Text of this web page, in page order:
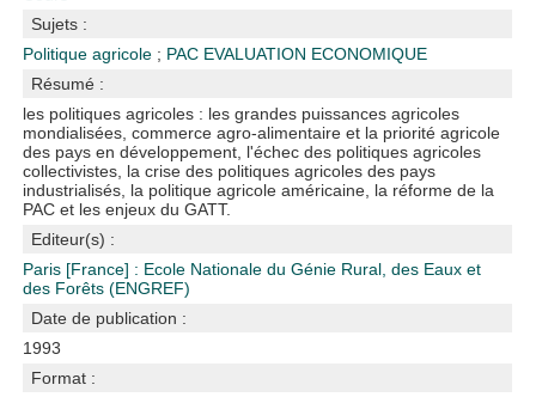
Sujets :
Politique agricole ; PAC EVALUATION ECONOMIQUE
Résumé :
les politiques agricoles : les grandes puissances agricoles
mondialisées, commerce agro-alimentaire et la priorité agricole
des pays en développement, l'échec des politiques agricoles
collectivistes, la crise des politiques agricoles des pays
industrialisés, la politique agricole américaine, la réforme de la
PAC et les enjeux du GATT.
Editeur(s) :
Paris [France] : Ecole Nationale du Génie Rural, des Eaux et
des Forêts (ENGREF)
Date de publication :
1993
Format :